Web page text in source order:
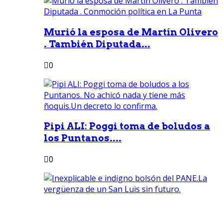
Murió la esposa de Martín Olivero
. También Diputada...
0
Pipi ALI: Poggi toma de boludos a
los Puntanos....
0